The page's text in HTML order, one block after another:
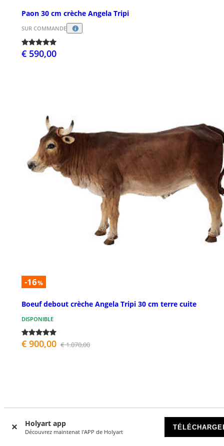
Holyart app
Découvrez maintenat l'APP de Holyart
Paon 30 cm crèche Angela Tripi
SUR COMMANDE
€ 590,00
-16%
Boeuf debout crèche Angela Tripi 30 cm terre cuite
DISPONIBLE
€ 900,00 € 1.070,00